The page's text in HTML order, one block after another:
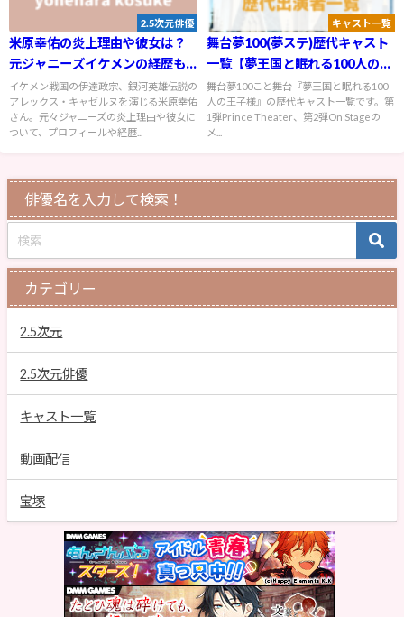
2.5次元俳優
米原幸佑の炎上理由や彼女は？
元ジャニーズイケメンの経歴も
チェック！
イケメン戦国の伊達政宗、銀河英雄伝説の
アレックス・キャゼルヌを演じる米原幸佑
さん。元々ジャニーズの炎上理由や彼女に
ついて、プロフィールや経歴...
キャスト一覧
舞台夢100(夢ステ)歴代キャスト
一覧【夢王国と眠れる100人の王
子様】
舞台夢100こと舞台『夢王国と眠れる100
人の王子様』の歴代キャスト一覧です。第
1弾Prince Theater、第2弾On Stageの
メ...
俳優名を入力して検索！
カテゴリー
2.5次元
2.5次元俳優
キャスト一覧
動画配信
宝塚